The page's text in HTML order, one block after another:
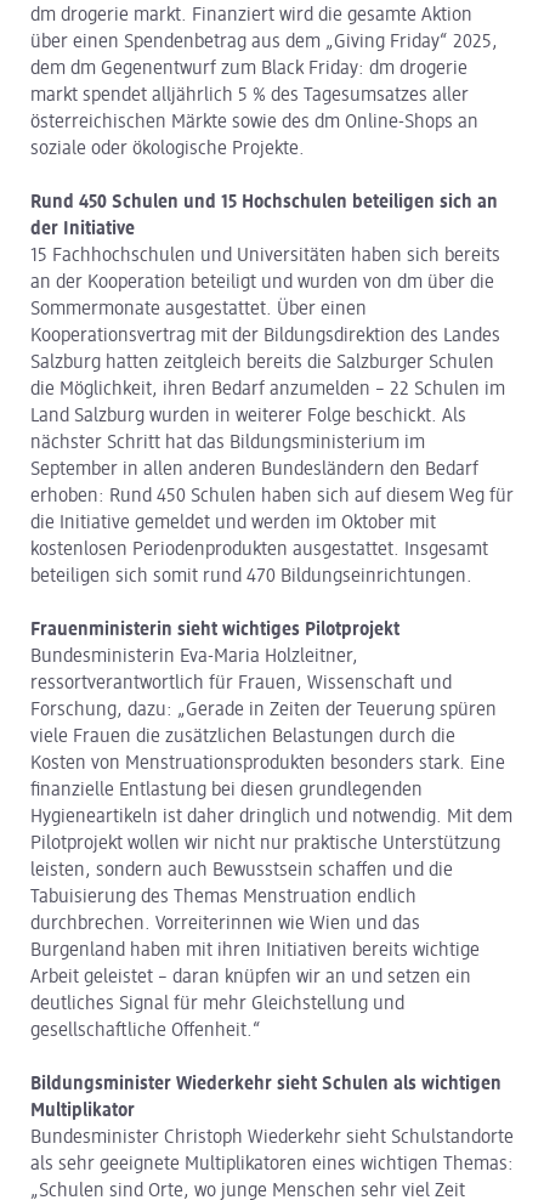
dm drogerie markt. Finanziert wird die gesamte Aktion
über einen Spendenbetrag aus dem „Giving Friday“ 2025,
dem dm Gegenentwurf zum Black Friday: dm drogerie
markt spendet alljährlich 5 % des Tagesumsatzes aller
österreichischen Märkte sowie des dm Online-Shops an
soziale oder ökologische Projekte.
Rund 450 Schulen und 15 Hochschulen beteiligen sich an
der Initiative
15 Fachhochschulen und Universitäten haben sich bereits
an der Kooperation beteiligt und wurden von dm über die
Sommermonate ausgestattet. Über einen
Kooperationsvertrag mit der Bildungsdirektion des Landes
Salzburg hatten zeitgleich bereits die Salzburger Schulen
die Möglichkeit, ihren Bedarf anzumelden – 22 Schulen im
Land Salzburg wurden in weiterer Folge beschickt. Als
nächster Schritt hat das Bildungsministerium im
September in allen anderen Bundesländern den Bedarf
erhoben: Rund 450 Schulen haben sich auf diesem Weg für
die Initiative gemeldet und werden im Oktober mit
kostenlosen Periodenprodukten ausgestattet. Insgesamt
beteiligen sich somit rund 470 Bildungseinrichtungen.
Frauenministerin sieht wichtiges Pilotprojekt
Bundesministerin Eva-Maria Holzleitner,
ressortverantwortlich für Frauen, Wissenschaft und
Forschung, dazu: „Gerade in Zeiten der Teuerung spüren
viele Frauen die zusätzlichen Belastungen durch die
Kosten von Menstruationsprodukten besonders stark. Eine
finanzielle Entlastung bei diesen grundlegenden
Hygieneartikeln ist daher dringlich und notwendig. Mit dem
Pilotprojekt wollen wir nicht nur praktische Unterstützung
leisten, sondern auch Bewusstsein schaffen und die
Tabuisierung des Themas Menstruation endlich
durchbrechen. Vorreiterinnen wie Wien und das
Burgenland haben mit ihren Initiativen bereits wichtige
Arbeit geleistet – daran knüpfen wir an und setzen ein
deutliches Signal für mehr Gleichstellung und
gesellschaftliche Offenheit.“
Bildungsminister Wiederkehr sieht Schulen als wichtigen
Multiplikator
Bundesminister Christoph Wiederkehr sieht Schulstandorte
als sehr geeignete Multiplikatoren eines wichtigen Themas:
„Schulen sind Orte, wo junge Menschen sehr viel Zeit